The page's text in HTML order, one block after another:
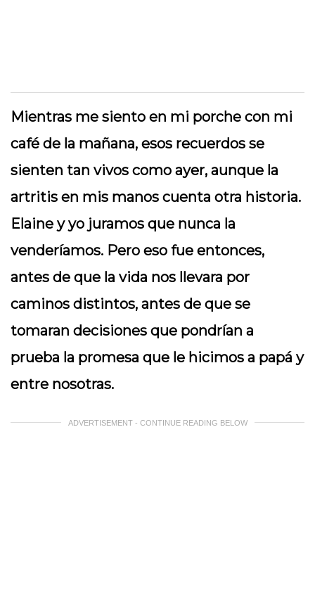
Mientras me siento en mi porche con mi
café de la mañana, esos recuerdos se
sienten tan vivos como ayer, aunque la
artritis en mis manos cuenta otra historia.
Elaine y yo juramos que nunca la
venderíamos. Pero eso fue entonces,
antes de que la vida nos llevara por
caminos distintos, antes de que se
tomaran decisiones que pondrían a
prueba la promesa que le hicimos a papá y
entre nosotras.
ADVERTISEMENT - CONTINUE READING BELOW